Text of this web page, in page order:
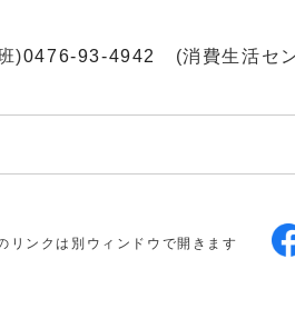
)0476-93-4942 (消費生活セ
リンクは別ウィンドウで開きます